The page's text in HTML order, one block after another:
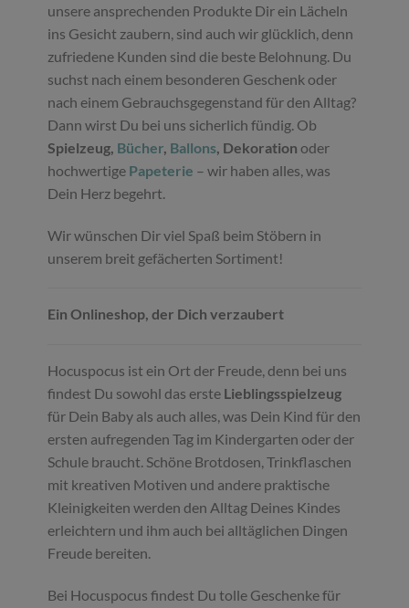
unsere ansprechenden Produkte Dir ein Lächeln
ins Gesicht zaubern, sind auch wir glücklich, denn
zufriedene Kunden sind die beste Belohnung. Du
suchst nach einem besonderen Geschenk oder
nach einem Gebrauchsgegenstand für den Alltag?
Dann wirst Du bei uns sicherlich fündig. Ob
Spielzeug, Bücher, Ballons, Dekoration oder
hochwertige Papeterie – wir haben alles, was
Dein Herz begehrt.
Wir wünschen Dir viel Spaß beim Stöbern in
unserem breit gefächerten Sortiment!
Ein Onlineshop, der Dich verzaubert
Hocuspocus ist ein Ort der Freude, denn bei uns
findest Du sowohl das erste Lieblingsspielzeug
für Dein Baby als auch alles, was Dein Kind für den
ersten aufregenden Tag im Kindergarten oder der
Schule braucht. Schöne Brotdosen, Trinkflaschen
mit kreativen Motiven und andere praktische
Kleinigkeiten werden den Alltag Deines Kindes
erleichtern und ihm auch bei alltäglichen Dingen
Freude bereiten.
Bei Hocuspocus findest Du tolle Geschenke für